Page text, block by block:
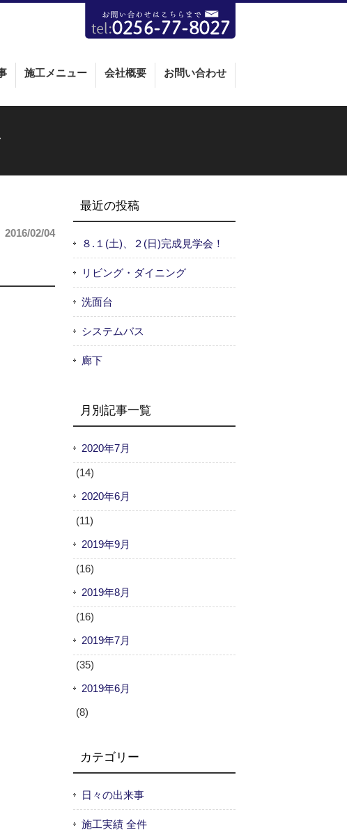
施工メニュー 会社概要 お問い合わせ
2016/02/04
最近の投稿
８.１(土)、２(日)完成見学会！
リビング・ダイニング
洗面台
システムバス
廊下
月別記事一覧
2020年7月
(14)
2020年6月
(11)
2019年9月
(16)
2019年8月
(16)
2019年7月
(35)
2019年6月
(8)
カテゴリー
日々の出来事
施工実績 全件